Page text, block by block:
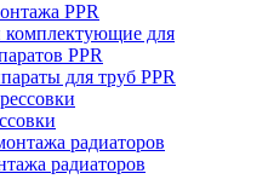
PPR
комплектующие для
PPR
для труб PPR
радиаторов